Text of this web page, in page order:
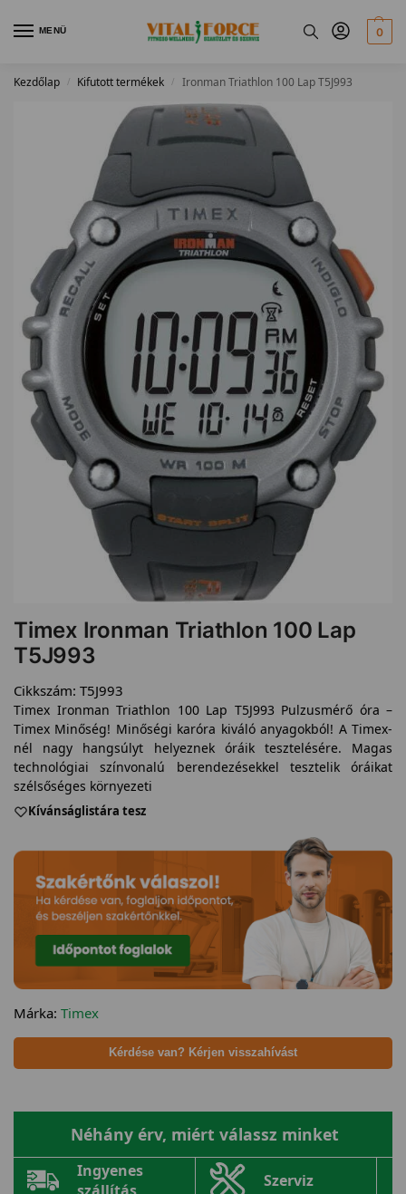
MENÜ 0
Kezdőlap / Kifutott termékek / Ironman Triathlon 100 Lap T5J993
Timex Ironman Triathlon 100 Lap
T5J993
Cikkszám: T5J993
Timex Ironman Triathlon 100 Lap T5J993 Pulzusmérő óra –
Timex Minőség! Minőségi karóra kiváló anyagokból! A Timex-
nél nagy hangsúlyt helyeznek óráik tesztelésére. Magas
technológiai színvonalú berendezésekkel tesztelik óráikat
szélsőséges környezeti
Kívánságlistára tesz
Márka: Timex
Kérdése van? Kérjen visszahívást
Néhány érv, miért válassz minket
Ingyenes
Szerviz